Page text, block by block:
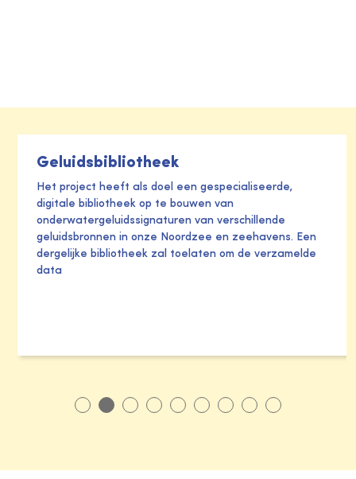
Geluidsbibliotheek
Het project heeft als doel een gespecialiseerde,
digitale bibliotheek op te bouwen van
onderwatergeluidssignaturen van verschillende
geluidsbronnen in onze Noordzee en zeehavens. Een
dergelijke bibliotheek zal toelaten om de verzamelde
data